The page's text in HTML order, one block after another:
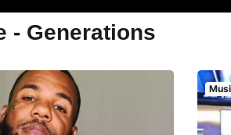
- Generations